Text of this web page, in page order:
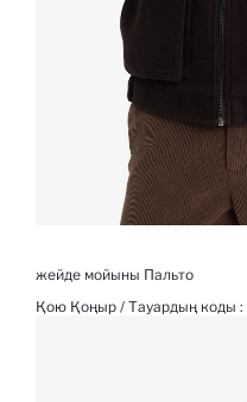
жейде мойыны Пальто
Қою Қоңыр / Тауардың коды :